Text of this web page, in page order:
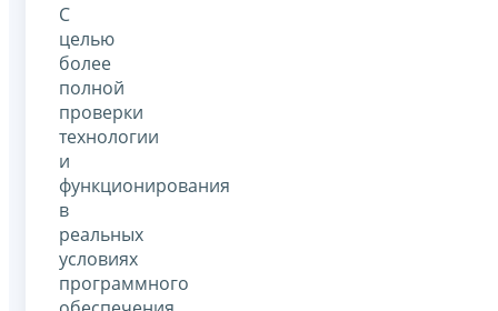
C
целью
более
полной
проверки
технологии
и
функционирования
в
реальных
условиях
программного